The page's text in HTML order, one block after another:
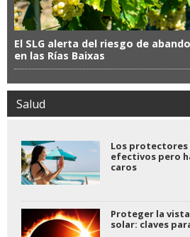
El SLG alerta del riesgo de
en las Rías Baixas
Salud
Los protectores
efectivos pero
caros
Proteger la
solar: claves